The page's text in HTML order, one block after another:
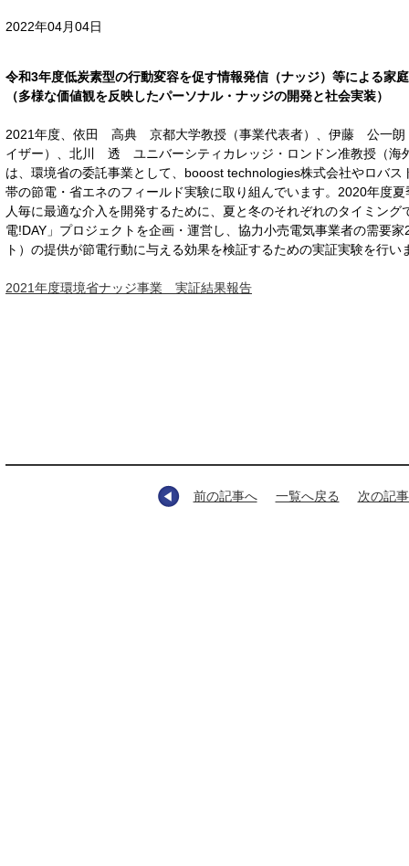
2022年04月04日
令和3年度低炭素型の行動変容を促す情報発信（ナッジ）等による家
（多様な価値観を反映したパーソナル・ナッジの開発と社会実装）
2021年度、依田 高典 京都大学教授（事業代表者）、伊藤 公一
イザー）、北川 透 ユニバーシティカレッジ・ロンドン准教授（海
は、環境省の委託事業として、booost technologies株式会社やロバ
帯の節電・省エネのフィールド実験に取り組んでいます。2020年度
人毎に最適な介入を開発するために、夏と冬のそれぞれのタイミング
電!DAY」プロジェクトを企画・運営し、協力小売電気事業者の需要
ト）の提供が節電行動に与える効果を検証するための実証実験を行い
2021年度環境省ナッジ事業 実証結果報告
前の記事へ 一覧へ戻る 次の記